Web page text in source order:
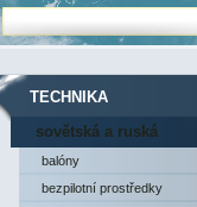
TECHNIKA
sovětská a ruská
technika
balóny
bezpilotní prostředky